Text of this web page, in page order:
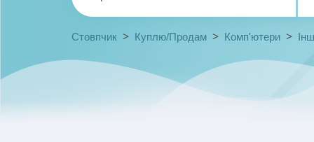
Стовпчик > Куплю/Продам > Комп'ютери >